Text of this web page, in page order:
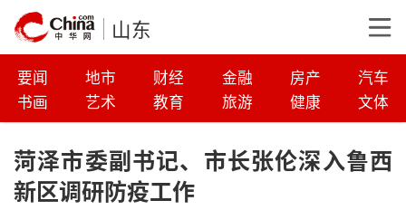
山东
要闻 地市 财经 金融 房产
汽车
书画
艺术 教育 旅游 健康 文体
菏泽市委副书记、市长张伦深入鲁西
新区调研防疫工作